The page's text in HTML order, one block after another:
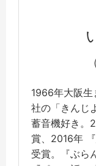
1966年大阪生
社の「きんじ
蓄音機好き。
賞、2016年
受賞。『ぶら